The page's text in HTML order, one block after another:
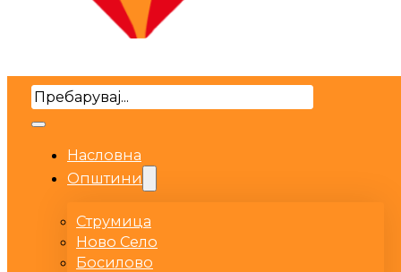
Search
Насловна
Општини
Струмица
Ново Село
Босилово